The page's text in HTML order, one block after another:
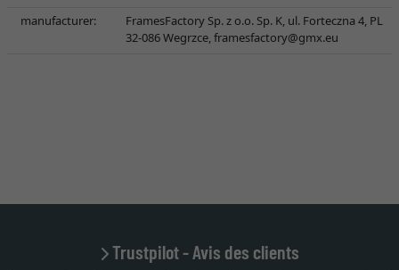
manufacturer:
FramesFactory Sp. z o.o. Sp. K, ul. Forteczna 4, PL
32-086 Wegrzce,framesfactory@gmx.eu
Trustpilot - Avis des clients